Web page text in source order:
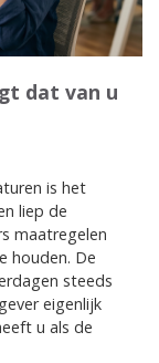
dat van u
is het
liep de
maatregelen
houden. De
steeds
eigenlijk
u als de